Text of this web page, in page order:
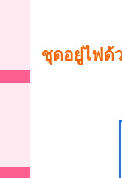
ชุดอยู่ไฟด้